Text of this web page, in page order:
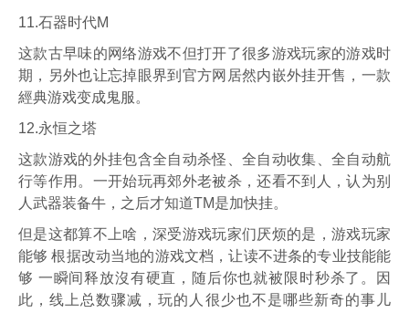
11.石器时代M
这款古早味的网络游戏不但打开了很多游戏玩家的游戏时
期，另外也让忘掉眼界到官方网居然内嵌外挂开售，一款
經典游戏变成鬼服。
12.永恒之塔
这款游戏的外挂包含全自动杀怪、全自动收集、全自动航
行等作用。一开始玩再郊外老被杀，还看不到人，认为别
人武器装备牛，之后才知道TM是加快挂。
但是这都算不上啥，深受游戏玩家们厌烦的是，游戏玩家
能够 根据改动当地的游戏文档，让读不进条的专业技能能
够 一瞬间释放沒有硬直，随后你也就被限时秒杀了。因
此，线上总数骤减，玩的人很少也不是哪些新奇的事儿